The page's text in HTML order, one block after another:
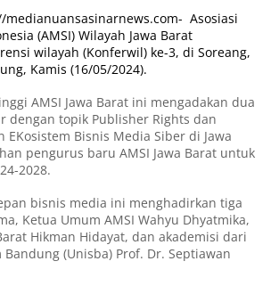
medianuansasinarnews.com- Asosiasi
(AMSI) Wilayah Jawa Barat
wilayah (Konferwil) ke-3, di Soreang,
Kamis (16/05/2024).
AMSI Jawa Barat ini mengadakan dua
dengan topik Publisher Rights dan
EKosistem Bisnis Media Siber di Jawa
pengurus baru AMSI Jawa Barat untuk
2028.
bisnis media ini menghadirkan tiga
Ketua Umum AMSI Wahyu Dhyatmika,
Hikman Hidayat, dan akademisi dari
(Unisba) Prof. Dr. Septiawan